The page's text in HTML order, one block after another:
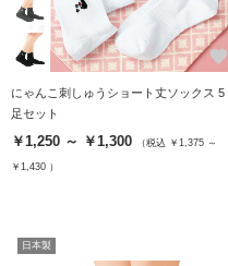
favorite
にゃんこ刺しゅうショート丈ソックス 5
足セット
￥1,250 ～ ￥1,300 （税込 ￥1,375 ～
￥1,430 ）
日本製